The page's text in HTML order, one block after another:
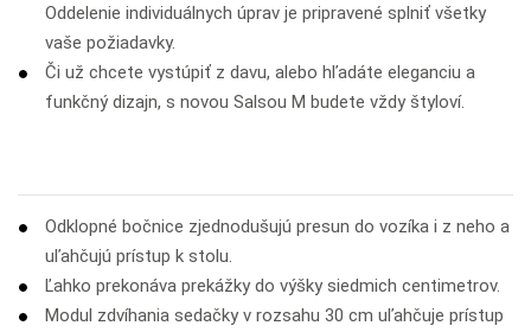
Oddelenie individuálnych úprav je pripravené splniť všetky
vaše požiadavky.
Či už chcete vystúpiť z davu, alebo hľadáte eleganciu a
funkčný dizajn, s novou Salsou M budete vždy štyloví.
Odklopné bočnice zjednodušujú presun do vozíka i z neho a
uľahčujú prístup k stolu.
Ľahko prekonáva prekážky do výšky siedmich centimetrov.
Modul zdvíhania sedačky v rozsahu 30 cm uľahčuje prístup